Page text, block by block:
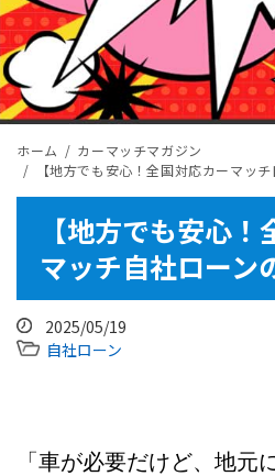
ホーム
カーマッチマガジン
【地方でも安心！全国対応カーマッチ
【地方でも安心
マッチ自社ローン
2025/05/19
自社ローン
「車が必要だけど、地元